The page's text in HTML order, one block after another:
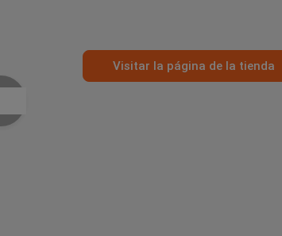
Visitar la página de la tienda